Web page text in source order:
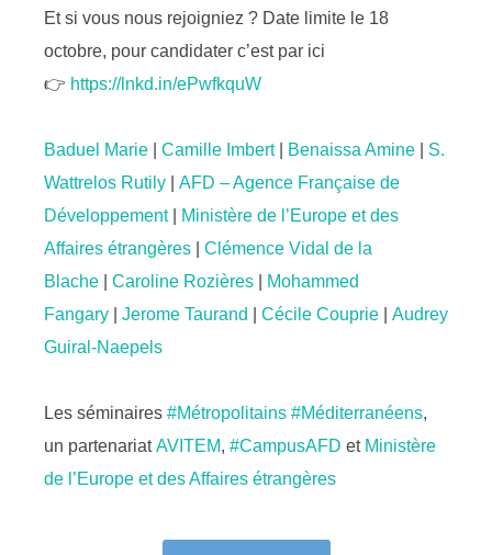
Et si vous nous rejoigniez ? Date limite le 18
octobre, pour candidater c’est par ici
👉 https://lnkd.in/ePwfkquW
Baduel Marie Camille Imbert Benaissa Amine
S.
Wattrelos Rutily
AFD – Agence Française de
Développement|
Ministère de l’Europe et des
Affaires étrangères
Clémence Vidal de la
Blache
Caroline Rozières
Mohammed
Fangary
Jerome Taurand Cécile Couprie
Audrey
Guiral-Naepels
Les séminaires #Métropolitains #Méditerranéens,
un partenariatAVITEM, #CampusAFD et Ministère
de l’Europe et des Affaires étrangères